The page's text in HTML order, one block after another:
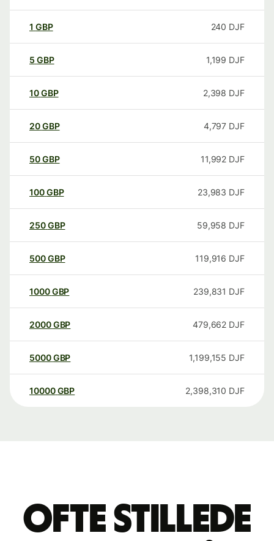
1 GBP 240 DJF
5 GBP 1,199 DJF
10GBP 2,398 DJF
20GBP 4,797 DJF
50GBP 11,992 DJF
100GBP 23,983 DJF
250GBP 59,958 DJF
500GBP 119,916 DJF
1000GBP 239,831 DJF
2000GBP 479,662 DJF
5000GBP 1,199,155 DJF
10000 GBP 2,398,310 DJF
Ofte stillede